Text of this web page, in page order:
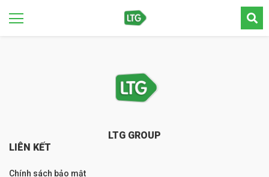
LTG GROUP
LIÊN KẾT
Chính sách bảo mật